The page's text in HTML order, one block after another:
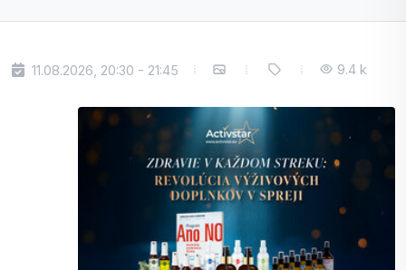
11.08.2026, 20:30 - 21:45 9.4 k